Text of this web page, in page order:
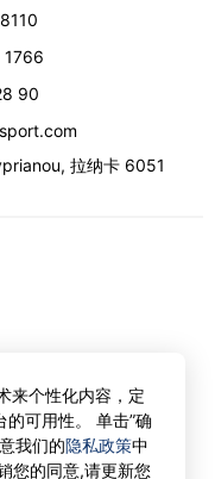
90
,拉纳卡 6051
Limited.
来个性化内容，定
可用性。 单击”确
我们的隐私政策中
您的同意,请更新您